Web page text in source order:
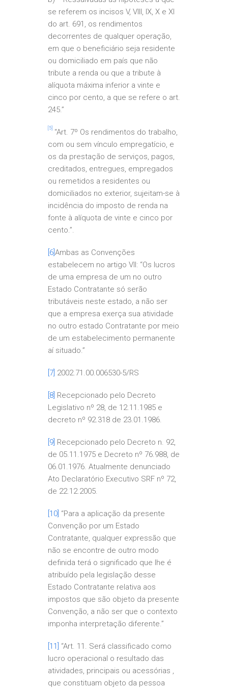
se referem os incisos V, VIII, IX, X e XI
do art. 691, os rendimentos
decorrentes de qualquer operação,
em que o beneficiário seja residente
ou domiciliado em país que não
tribute a renda ou que a tribute à
alíquota máxima inferior a vinte e
cinco por cento, a que se refere o art.
245.”
[5]
“Art. 7º Os rendimentos do trabalho,
com ou sem vínculo empregatício, e
os da prestação de serviços, pagos,
creditados, entregues, empregados
ou remetidos a residentes ou
domiciliados no exterior, sujeitam-se à
incidência do imposto de renda na
fonte à alíquota de vinte e cinco por
cento.”.
[6]Ambas as Convenções
estabelecem no artigo VII: “Os lucros
de uma empresa de um no outro
Estado Contratante só serão
tributáveis neste estado, a não ser
que a empresa exerça sua atividade
no outro estado Contratante por meio
de um estabelecimento permanente
aí situado.”
[7] 2002.71.00.006530-5/RS
[8] Recepcionado pelo Decreto
Legislativo nº 28, de 12.11.1985 e
decreto nº 92.318 de 23.01.1986.
[9] Recepcionado pelo Decreto n. 92,
de 05.11.1975 e Decreto nº 76.988, de
06.01.1976. Atualmente denunciado
Ato Declaratório Executivo SRF nº 72,
de 22.12.2005.
[10] “Para a aplicação da presente
Convenção por um Estado
Contratante, qualquer expressão que
não se encontre de outro modo
definida terá o significado que lhe é
atribuído pela legislação desse
Estado Contratante relativa aos
impostos que são objeto da presente
Convenção, a não ser que o contexto
imponha interpretação diferente.”
[11]
“Art. 11. Será classificado como
lucro operacional o resultado das
atividades, principais ou acessórias ,
que constituam objeto da pessoa